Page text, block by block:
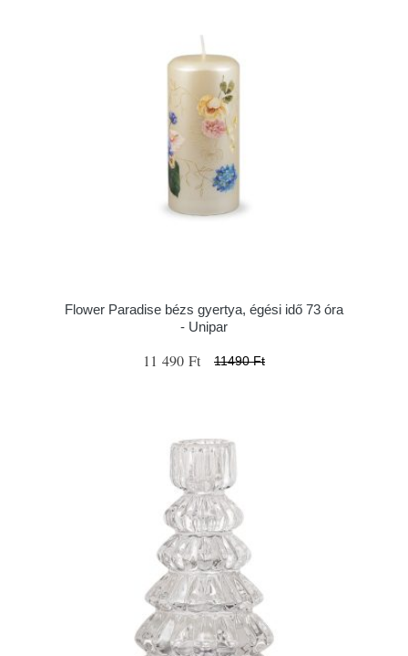
Flower Paradise bézs gyertya, égési idő 73 óra
- Unipar
11 490 Ft 11490 Ft